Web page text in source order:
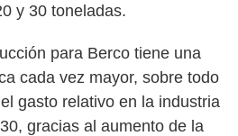
y 30 toneladas.
para Berco tiene una
cada vez mayor, sobre todo
gasto relativo en la industria
gracias al aumento de la